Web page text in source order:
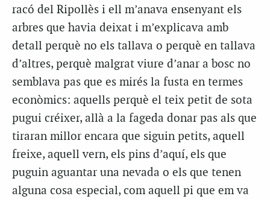
racó del Ripollès i ell m’anava ensenyant els
arbres que havia deixat i m’explicava amb
detall perquè no els tallava o perquè en tallava
d’altres, perquè malgrat viure d’anar a bosc no
semblava pas que es mirés la fusta en termes
econòmics: aquells perquè el teix petit de sota
pugui créixer, allà a la fageda donar pas als que
tiraran millor encara que siguin petits, aquell
freixe, aquell vern, els pins d’aquí, els que
puguin aguantar una nevada o els que tenen
alguna cosa especial, com aquell pi que em va